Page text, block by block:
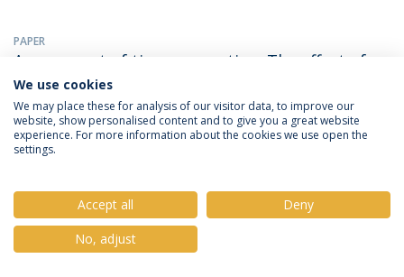
PAPER
Assessment of time perception: The effect of
aging
Caldas, A., Coelho, M.. (2004). Assessment of time perception:
The effect of aging. Journal of the International
Neuropsychological Society
We use cookies
We may place these for analysis of our visitor data, to improve our
website, show personalised content and to give you a great website
experience. For more information about the cookies we use open the
settings.
Accept all
Deny
No, adjust